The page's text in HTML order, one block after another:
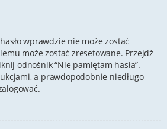
wprawdzie nie może zostać
może zostać zresetowane. Przejdź
odnośnik “Nie pamiętam hasła”.
a prawdopodobnie niedługo